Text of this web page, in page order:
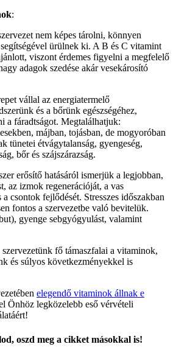
:
nem képes tárolni, könnyen
ürülnek ki. A B és C vitamint
viszont érdemes figyelni a megfelelő
adagok szedése akár vesekárosító
vállal az energiatermelő
és a bőrünk egészségéhez,
a fáradtságot. Megtalálhatjuk:
májban, tojásban, de mogyoróban
tünetei étvágytalanság, gyengeség,
bőr és szájszárazság.
erősítő hatásáról ismerjük a legjobban,
az izmok regenerációját, a vas
csontok fejlődését. Stresszes időszakban
fontos a szervezetbe való bevitelük.
gyenge sebgyógyulást, valamint
fő támaszfalai a vitaminok,
és súlyos következményekkel is
elegendő vitaminok állnak e
Önhöz legközelebb eső vérvételi
oszd meg a cikket másokkal is!